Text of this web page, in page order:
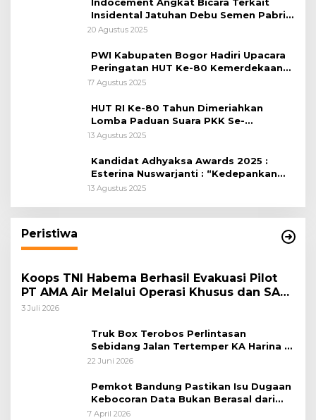
Insidental Jatuhan Debu Semen Pabrik
Citeureup
20 Agustus 2025
PWI Kabupaten Bogor Hadiri Upacara
Peringatan HUT Ke-80 Kemerdekaan
RI, di Lapangan Tegar Beriman
17 Agustus 2025
HUT RI Ke-80 Tahun Dimeriahkan
Lomba Paduan Suara PKK Se-
Kabupaten Bogor
13 Agustus 2025
Kandidat Adhyaksa Awards 2025 :
Esterina Nuswarjanti : “Kedepankan
Keadilan Restoratif Wujudkan
13 Agustus 2025
Peristiwa
Koops TNI Habema Berhasil Evakuasi Pilot
PT AMA Air Melalui Operasi Khusus dan SAR
Taktis
3 Juli 2026
Truk Box Terobos Perlintasan
Sebidang Jalan Tertemper KA Harina di
Jalan Stasiun Poncol-Jrakah Semarang
22 Juni 2026
Pemkot Bandung Pastikan Isu Dugaan
Kebocoran Data Bukan Berasal dari
Server Disdukcapil
7 April 2026